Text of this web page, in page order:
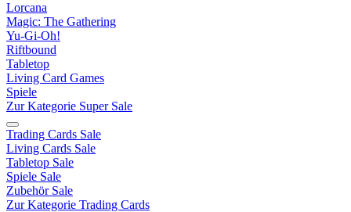
Lorcana
Magic: The Gathering
Yu-Gi-Oh!
Riftbound
Tabletop
Living Card Games
Spiele
Zur Kategorie Super Sale
Trading Cards Sale
Living Cards Sale
Tabletop Sale
Spiele Sale
Zubehör Sale
Zur Kategorie Trading Cards